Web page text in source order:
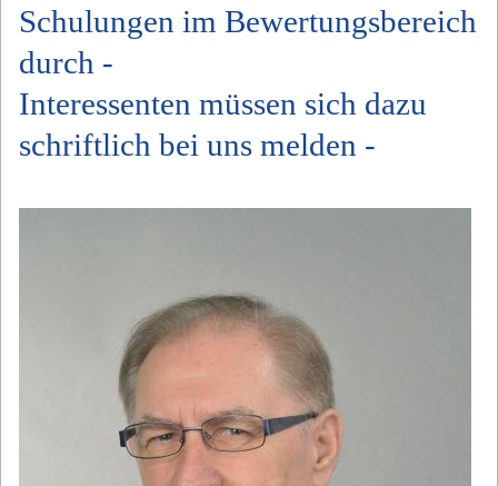
Schulungen im Bewertungsbereich
durch -
Interessenten müssen sich dazu
schriftlich bei uns melden -